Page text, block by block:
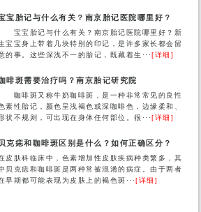
宝胎记与什么有关？南京胎记医院哪里好？
宝宝胎记与什么有关？南京胎记医院哪里好？新
宝宝身上带着几块特别的印记，是许多家长都会留
的事。这些深浅不一的胎记，既藏着生···[详细]
啡斑需要治疗吗？南京胎记研究院
咖啡斑又称牛奶咖啡斑，是一种非常常见的良性
素性胎记，颜色呈浅褐色或深咖啡色，边缘柔和、
状不规则，可出现在身体任何部位。很···[详细]
贝克痣和咖啡斑区别是什么？如何正确区分？
皮肤科临床中，色素增加性皮肤疾病种类繁多，其
贝克痣和咖啡斑是两种常被混淆的病症。由于两者
早期都可能表现为皮肤上的褐色斑···[详细]